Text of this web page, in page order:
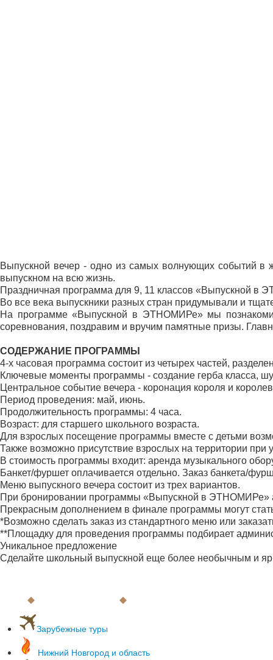
Выпускной вечер - одно из самых волнующих событий в
выпускном на всю жизнь.
Праздничная программа для 9, 11 классов «Выпускной в
Во все века выпускники разных стран придумывали и
На программе «Выпускной в ЭТНОМИРе» мы
соревнования, поздравим и вручим памятные призы.
СОДЕРЖАНИЕ ПРОГРАММЫ
4-х часовая программа состоит из четырех частей,
Ключевые моменты программы - создание герба класса,
Центральное событие вечера - коронация короля и
Период проведения: май, июнь.
Продолжительность программы: 4 часа.
Возраст: для старшего школьного возраста.
Для взрослых посещение программы вместе с детьми
Также возможно присутствие взрослых на территории при
В стоимость программы входит: аренда музыкального
Банкет/фуршет оплачивается отдельно. Заказ банкета/
Меню выпускного вечера состоит из трех вариантов.
При бронировании программы «Выпускной в ЭТНОМИРе»
Прекрасным дополнением в финале программы могут
*Возможно сделать заказ из стандартного меню или
**Площадку для проведения программы подбирает
Уникальное предложение
Сделайте школьный выпускной еще более необычным и
Зарубежные туры
С вылетом из Москвы
Нижний Новгород и область